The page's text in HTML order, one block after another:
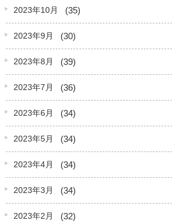
2023年10月 (35)
2023年9月 (30)
2023年8月 (39)
2023年7月 (36)
2023年6月 (34)
2023年5月 (34)
2023年4月 (34)
2023年3月 (34)
2023年2月 (32)